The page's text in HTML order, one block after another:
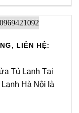
LIÊN HỆ:
Tủ Lạnh Tại
Hà Nội là